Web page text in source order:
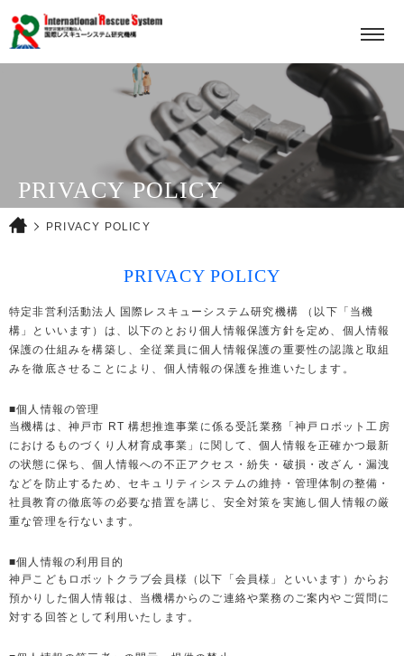
PRIVACY POLICY
PRIVACY POLICY
PRIVACY POLICY
特定非営利活動法人 国際レスキューシステム研究機構 （以下「当機
構」といいます）は、以下のとおり個人情報保護方針を定め、個人情報
保護の仕組みを構築し、全従業員に個人情報保護の重要性の認識と取組
みを徹底させることにより、個人情報の保護を推進いたします。
■個人情報の管理
当機構は、神戸市 RT 構想推進事業に係る受託業務「神戸ロボット工房
におけるものづくり人材育成事業」に関して、個人情報を正確かつ最新
の状態に保ち、個人情報への不正アクセス・紛失・破損・改ざん・漏洩
などを防止するため、セキュリティシステムの維持・管理体制の整備・
社員教育の徹底等の必要な措置を講じ、安全対策を実施し個人情報の厳
重な管理を行ないます。
■個人情報の利用目的
神戸こどもロボットクラブ会員様（以下「会員様」といいます）からお
預かりした個人情報は、当機構からのご連絡や業務のご案内やご質問に
対する回答として利用いたします。
PROJECTS
KISOI MOTOHIRO AWARD
ABOUT
JPN ENG